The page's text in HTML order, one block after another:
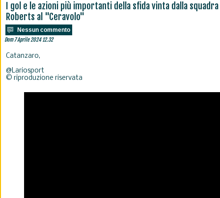
I gol e le azioni più importanti della sfida vinta dalla
Roberts al "Ceravolo"
Nessun commento
Dom 7 Aprile 2024 12.32
Catanzaro,
@Lariosport
© riproduzione riservata